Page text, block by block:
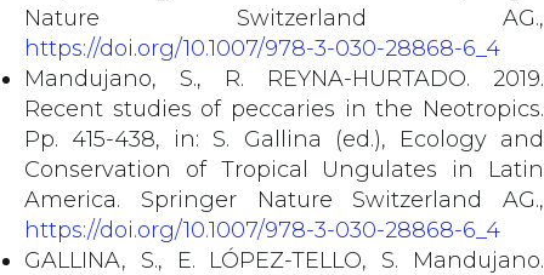
Nature Switzerland AG.,
https://doi.org/10.1007/978-3-030-28868-6_4
Mandujano, S., R. REYNA-HURTADO. 2019.
Recent studies of peccaries in the Neotropics.
Pp. 415-438, in: S. Gallina (ed.), Ecology and
Conservation of Tropical Ungulates in Latin
America. Springer Nature Switzerland AG.,
https://doi.org/10.1007/978-3-030-28868-6_4
GALLINA, S., E. LÓPEZ-TELLO, S. Mandujano.